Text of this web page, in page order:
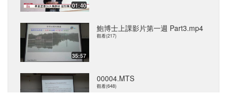
01:40
35:57
鮑博士上課影片第一週 Part3.mp4
觀看(217)
00004.MTS
觀看(648)